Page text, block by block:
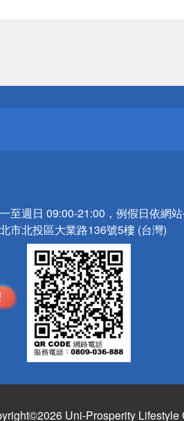
至週日 09:00-21:00，例假日依網
市北投區大業路136號5樓 (台灣)
Uni-Prosperity Lifestyle